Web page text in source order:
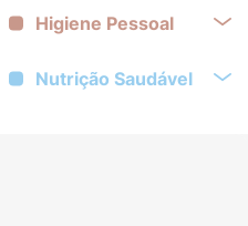
Higiene Pessoal
Nutrição Saudável